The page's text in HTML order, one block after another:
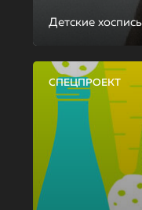
Детские
СПЕЦПРОЕКТ